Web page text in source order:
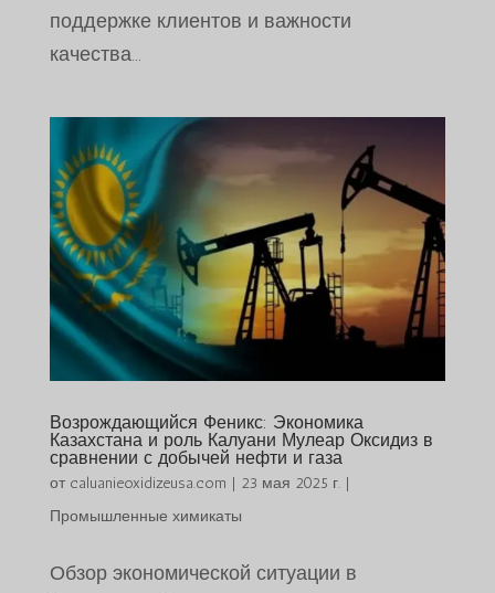
поддержке клиентов и важности
качества...
Возрождающийся Феникс: Экономика
Казахстана и роль Калуани Мулеар Оксидиз в
сравнении с добычей нефти и газа
от caluanieoxidizeusa.com | 23 мая 2025 г.|
Промышленные химикаты
Обзор экономической ситуации в